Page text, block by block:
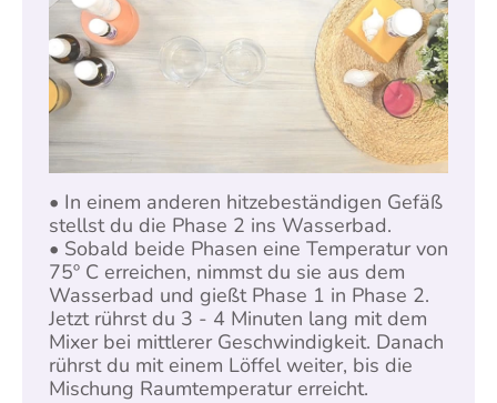
• In einem anderen hitzebeständigen Gefäß
stellst du die Phase 2 ins Wasserbad.
• Sobald beide Phasen eine Temperatur von
75º C erreichen, nimmst du sie aus dem
Wasserbad und gießt Phase 1 in Phase 2.
Jetzt rührst du 3 - 4 Minuten lang mit dem
Mixer bei mittlerer Geschwindigkeit. Danach
rührst du mit einem Löffel weiter, bis die
Mischung Raumtemperatur erreicht.